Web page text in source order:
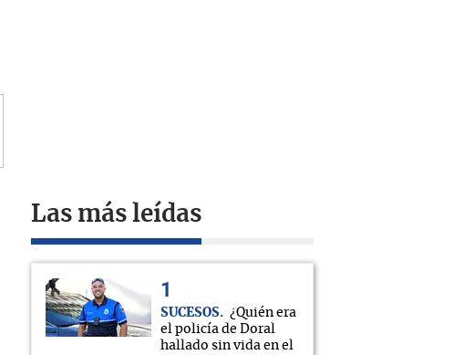
Las más leídas
SUCESOS
¿Quién era
el policía de Doral
hallado sin vida en el